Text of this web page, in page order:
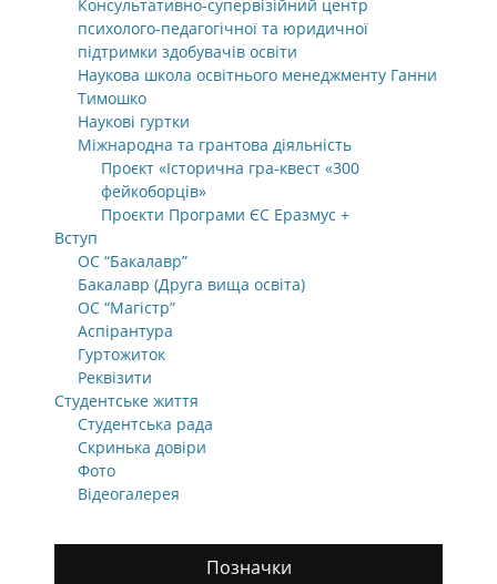
Консультативно-супервізійний центр
психолого-педагогічної та юридичної
підтримки здобувачів освіти
Наукова школа освітнього менеджменту Ганни
Тимошко
Наукові гуртки
Міжнародна та грантова діяльність
Проєкт «Історична гра-квест «300
фейкоборців»
Проєкти Програми ЄС Еразмус +
Вступ
ОС “Бакалавр”
Бакалавр (Друга вища освіта)
ОС “Магістр”
Аспірантура
Гуртожиток
Реквізити
Студентське життя
Студентська рада
Скринька довіри
Фото
Відеогалерея
Позначки